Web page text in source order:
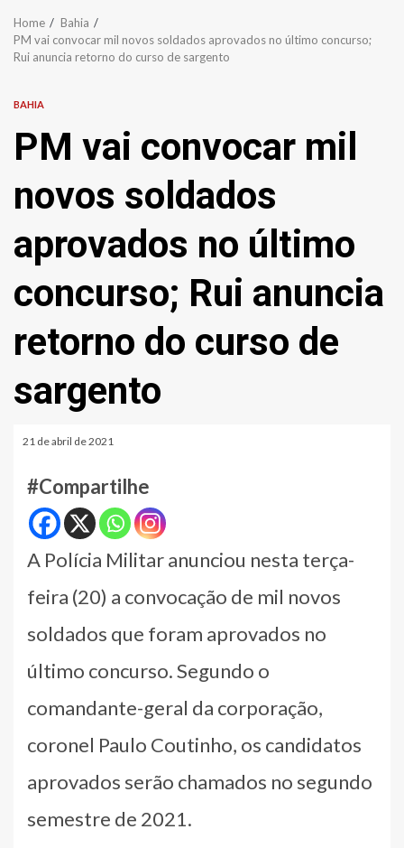
Home
Bahia
PM vai convocar mil novos soldados aprovados no último concurso;
Rui anuncia retorno do curso de sargento
BAHIA
PM vai convocar mil
novos soldados
aprovados no último
concurso; Rui anuncia
retorno do curso de
sargento
21 de abril de 2021
#Compartilhe
A Polícia Militar anunciou nesta terça-
feira (20) a convocação de mil novos
soldados que foram aprovados no
último concurso. Segundo o
comandante-geral da corporação,
coronel Paulo Coutinho, os candidatos
aprovados serão chamados no segundo
semestre de 2021.